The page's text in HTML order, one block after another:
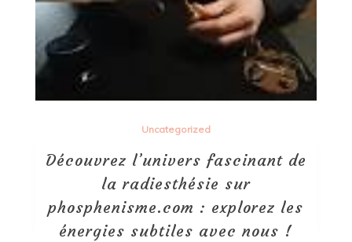
Uncategorized
Découvrez l’univers fascinant de
la radiesthésie sur
phosphenisme.com : explorez les
énergies subtiles avec nous !